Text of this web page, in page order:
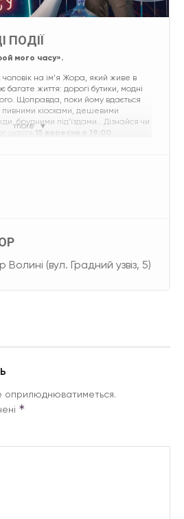
more
ПОДІЇ
мого часу».
на ім’я Жора, який живе в
багате життя: дорогі бутики, модні
Щоправда, поки йому вдається
пивними кіосками, дешевими
брудними під’їздами… Дізнайся чи
15 вересня о 19:00.
вул. Градний узвіз, 5
виховання вул.
(вул. Градний узвіз, 5)
*